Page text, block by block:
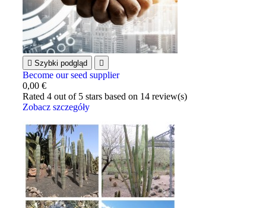
 Szybki podgląd 
Become our seed supplier
0,00 €
Rated4 out of 5 stars based on 14 review(s)
Zobacz szczegóły